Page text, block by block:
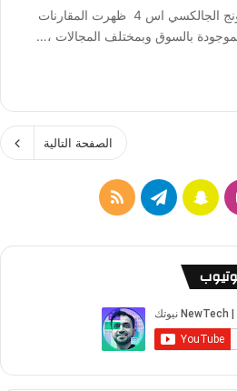
منذ أن تم إطلاق هاتف سامسونج الجالكسي اس 4 ظهرت المقارنات
بالسوق وبمختلف المجالات ،…
الصفحة التالية
س
ت
ر
س
ا
ب
ت
ش
ق
ر
ا
ص
ا
ل